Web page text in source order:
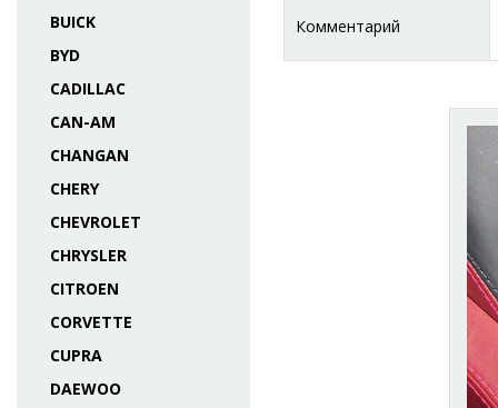
BUICK
BYD
CADILLAC
CAN-AM
CHANGAN
CHERY
CHEVROLET
CHRYSLER
CITROEN
CORVETTE
CUPRA
DAEWOO
Комментарий